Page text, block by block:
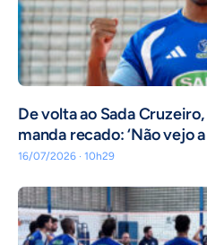
De volta ao Sada
manda recado: ‘Não vejo a
16/07/2026 · 10h29